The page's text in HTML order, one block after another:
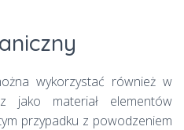
wykorzystać również w
jako materiał elementów
przypadku z powodzeniem